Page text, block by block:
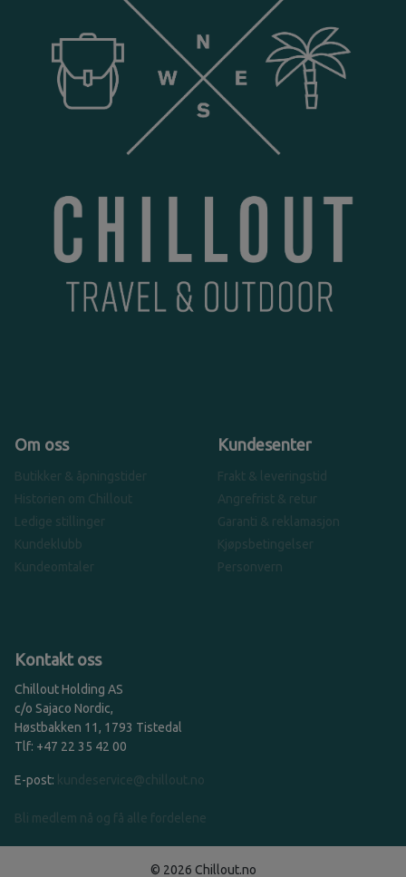
Om oss
Butikker & åpningstider
Historien om Chillout
Ledige stillinger
Kundeklubb
Kundeomtaler
Kundesenter
Frakt & leveringstid
Angrefrist & retur
Garanti & reklamasjon
Kjøpsbetingelser
Personvern
Kontakt oss
Chillout Holding AS
c/o Sajaco Nordic,
Høstbakken 11, 1793 Tistedal
Tlf: +47 22 35 42 00
E-post: kundeservice@chillout.no
Bli medlem nå og få alle fordelene
© 2026 Chillout.no